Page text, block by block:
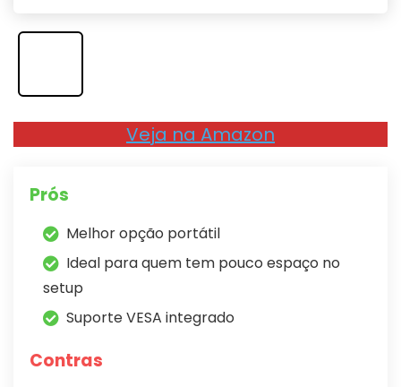
Veja na Amazon
Prós
Melhor opção portátil
Ideal para quem tem pouco espaço no
setup
Suporte VESA integrado
Contras